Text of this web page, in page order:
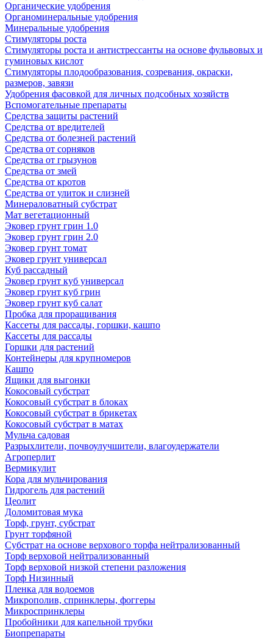
Органические удобрения
Органоминеральные удобрения
Минеральные удобрения
Стимуляторы роста
Стимуляторы роста и антистрессанты на основе фульвовых и
гуминовых кислот
Стимуляторы плодообразования, созревания, окраски,
размеров, завязи
Удобрения фасовкой для личных подсобных хозяйств
Вспомогательные препараты
Средства защиты растений
Средства от вредителей
Средства от болезней растений
Средства от сорняков
Средства от грызунов
Средства от змей
Средства от кротов
Средства от улиток и слизней
Минераловатный субстрат
Мат вегетационный
Эковер грунт грин 1.0
Эковер грунт грин 2.0
Эковер грунт томат
Эковер грунт универсал
Куб рассадный
Эковер грунт куб универсал
Эковер грунт куб грин
Эковер грунт куб салат
Пробка для проращивания
Кассеты для рассады, горшки, кашпо
Кассеты для рассады
Горшки для растений
Контейнеры для крупномеров
Кашпо
Ящики для выгонки
Кокосовый субстрат
Кокосовый субстрат в блоках
Кокосовый субстрат в брикетах
Кокосовый субстрат в матах
Мульча садовая
Разрыхлители, почвоулучшители, влагоудержатели
Агроперлит
Вермикулит
Кора для мульчирования
Гидрогель для растений
Цеолит
Доломитовая мука
Торф, грунт, субстрат
Грунт торфяной
Субстрат на основе верхового торфа нейтрализованный
Торф верховой нейтрализованный
Торф верховой низкой степени разложения
Торф Низинный
Пленка для водоемов
Микрополив, спринклеры, фоггеры
Микроспринклеры
Пробойники для капельной трубки
Биопрепараты